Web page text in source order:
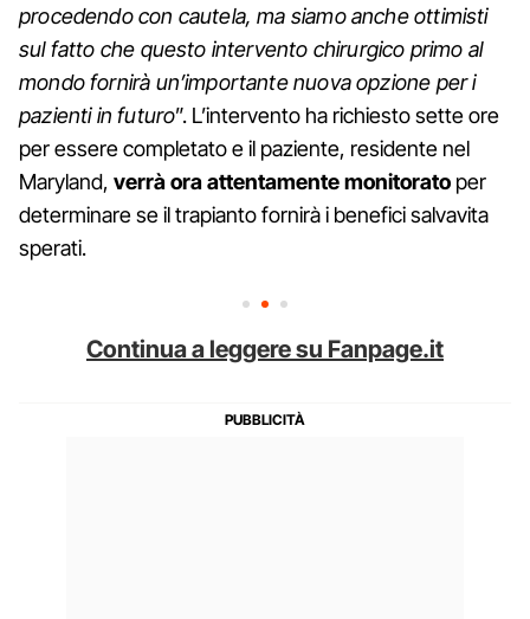
procedendo con cautela, ma siamo anche ottimisti
sul fatto che questo intervento chirurgico primo al
mondo fornirà un’importante nuova opzione per i
pazienti in futuro”. L’intervento ha richiesto sette ore
per essere completato e il paziente, residente nel
Maryland, verrà ora attentamente monitorato per
determinare se il trapianto fornirà i benefici salvavita
sperati.
Continua a leggere su Fanpage.it